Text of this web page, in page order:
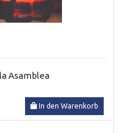
Asamblea
In den Warenkorb